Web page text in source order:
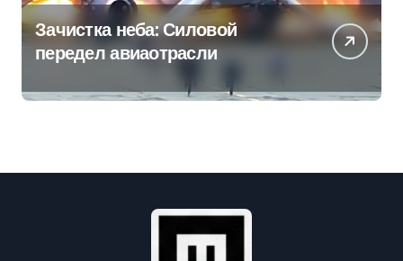
Зачистка неба: Силовой
передел авиаотрасли